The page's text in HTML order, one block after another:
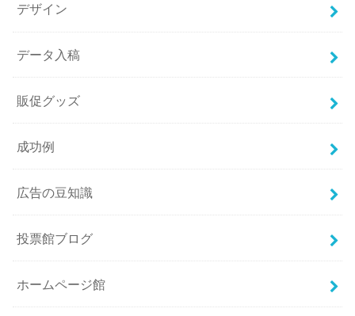
デザイン
データ入稿
販促グッズ
成功例
広告の豆知識
投票館ブログ
ホームページ館